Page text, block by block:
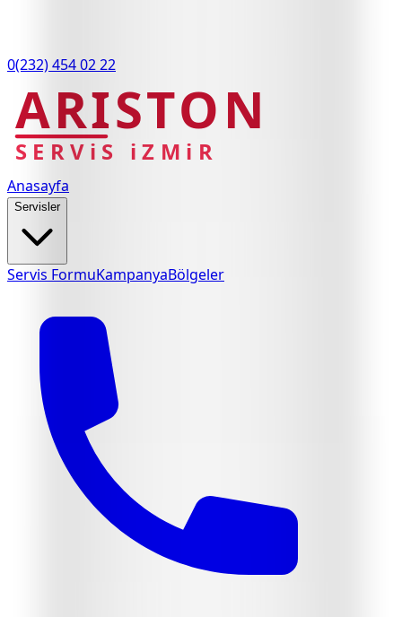
0(232) 454 02 22
ARISTON
SERViS iZMiR
Anasayfa
Servisler
Servis FormuKampanyaBölgeler